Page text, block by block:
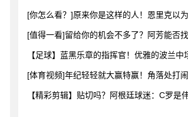
[你怎么看？]原来你是这样的人！恩里克以为
[值得一看]留给你的机会不多了？阿芳能否找
【足球】蓝黑乐章的指挥官！优雅的波兰中
[体育视频]年纪轻轻就大赢特赢！角落处打闹
【精彩剪辑】贴切吗？阿根廷球迷：C罗是